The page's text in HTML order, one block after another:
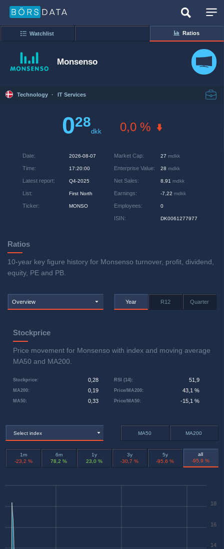
Watchlist Ratios
Monsenso
Technology · IT Services
028
dkk 0,0 %
Date: 2026-08-07
Time: 17:20:00
Latest report: Q4-2025
List: First North
Ticker: MONSO
Market Cap: 27 mdkk
Enterprise Value: 28 mdkk
Net Sales: 8,91 mdkk
Earnings: -7,22 mdkk
Employees: 0
ISIN: DK0061277977
Ratios
10-year key figure history for Monsenso turnover, profit, dividend,
equity, PE and PB.
Overview Year R12 Quarter
Stockprice
Price movement for Monsenso with index and moving average
MA50 and MA200.
Stockprice: 0,28
MA50: 0,33
MA200: 0,19 Price/MA200: 43,1 %
RSI (14): 51,9
Price/MA50: -15,1 %
Select index MA50 MA200
1m
-23,2 %
6m
78,2 %
1y
23,0 %
3y
-30,7 %
5y
-95,6 %
all
-95,9 %
14
16
18